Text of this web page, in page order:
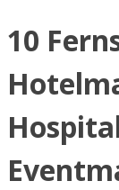
10